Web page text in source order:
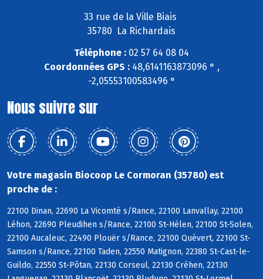
33 rue de la Ville Biais
35780 La Richardais
Téléphone : 02 57 64 08 04
Coordonnées GPS :48,6141163873096 ° ,
-2,05553100583496 °
Nous suivre sur
Votre magasin Biocoop Le Cormoran (35780) est
proche de :
22100 Dinan, 22690 La Vicomté s/Rance, 22100 Lanvallay, 22100
Léhon, 22690 Pleudihen s/Rance, 22100 St-Hélen, 22100 St-Solen,
22100 Aucaleuc, 22490 Plouër s/Rance, 22100 Quévert, 22100 St-
Samson s/Rance, 22100 Taden, 22550 Matignon, 22380 St-Cast-le-
Guildo, 22550 St-Pôtan, 22130 Corseul, 22130 Créhen, 22130